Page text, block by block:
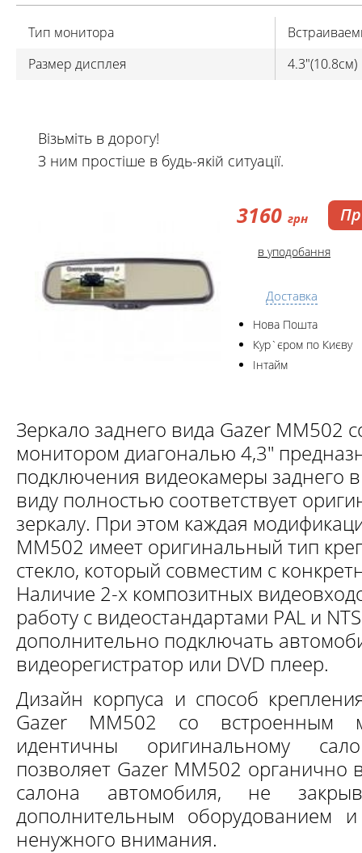
Тип монитора
Размер дисплея
4.3"(10.8см)
Візьміть в дорогу!
З ним простіше в будь-якій ситуації.
3160 грн
в уподобання
Доставка
Нова Пошта
Кур`єром по Києву
Інтайм
Зеркало заднего вида Gazer MM502
монитором диагональю 4,3"
подключения видеокамеры заднего
виду полностью соответствует
зеркалу. При этом каждая
MM502 имеет оригинальный тип
стекло, который совместим с
Наличие 2-х композитных
работу с видеостандартами PAL и
дополнительно подключать
видеорегистратор или DVD плеер.
Дизайн корпуса и способ
Gazer MM502 со встроенным
идентичны оригинальному
позволяет Gazer MM502 органично
салона автомобиля, не
дополнительным оборудованием
ненужного внимания.